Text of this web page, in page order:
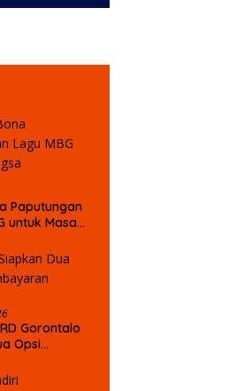
Fadli Poha: Anggaran DPMPTSP
Harus Diperkuat untuk
Paputungan
untuk Masa
Gorontalo
Opsi
Armada